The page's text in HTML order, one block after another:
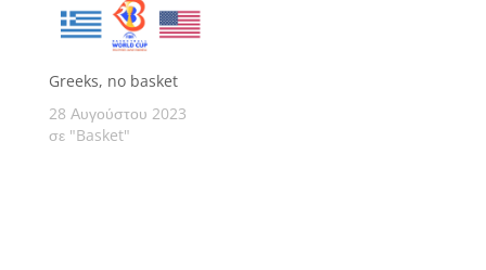
Greeks, no basket
28 Αυγούστου 2023
σε "Basket"